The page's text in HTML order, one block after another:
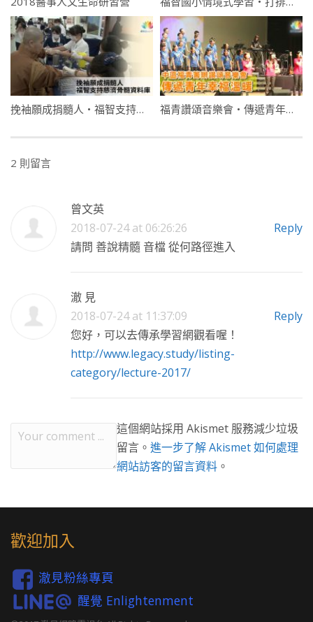
挽袖願成捐髓人・福智支持慈濟骨髓資料庫－南海寺僧團 福青讚頌音樂會・傳遞青年幸福溫暖
2 則留言
曾文英
2018-07-24 at 06:26:26
Reply
請問 善說精髓 音檔 從何路徑進入
澈 見
2018-07-24 at 11:37:09
Reply
您好，可以去傳承學習網觀看喔！
http://www.legacy.study/listing-
category/lecture-2017/
這個網站採用 Akismet 服務減少垃圾
留言。 進一步了解 Akismet 如何處理
網站訪客的留言資料 。
歡迎加入
澈見粉絲專頁
醒覺 Enlightenment